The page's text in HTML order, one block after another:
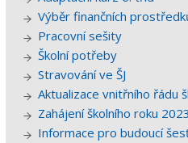
Výběr finančních
Pracovní sešity
Školní potřeby
Stravování ve ŠJ
Aktualizace vnitřního řádu
Zahájení školního roku
Informace pro budoucí